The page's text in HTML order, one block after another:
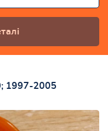
1997-2005